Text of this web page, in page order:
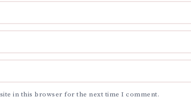
in this browser for the next time I comment.